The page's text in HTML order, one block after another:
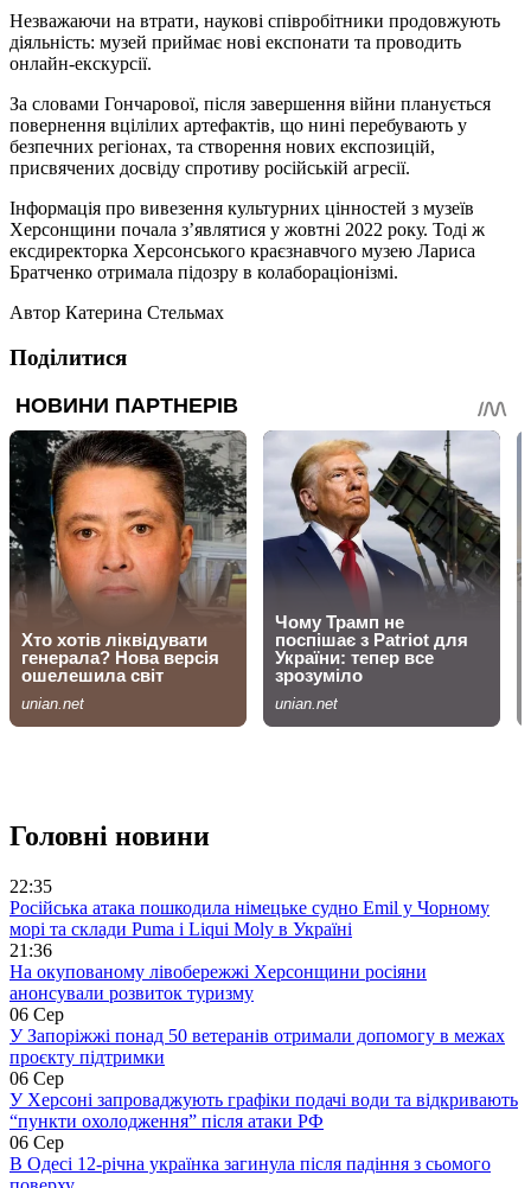
Незважаючи на втрати, наукові співробітники продовжують
діяльність: музей приймає нові експонати та проводить
онлайн-екскурсії.
За словами Гончарової, після завершення війни планується
повернення вцілілих артефактів, що нині перебувають у
безпечних регіонах, та створення нових експозицій,
присвячених досвіду спротиву російській агресії.
Інформація про вивезення культурних цінностей з музеїв
Херсонщини почала з’являтися у жовтні 2022 року. Тоді ж
ексдиректорка Херсонського краєзнавчого музею Лариса
Братченко отримала підозру в колабораціонізмі.
Автор Катерина Стельмах
Поділитися
Головні новини
22:35
Російська атака пошкодила німецьке судно Emil у Чорному
морі та склади Puma і Liqui Moly в Україні
21:36
На окупованому лівобережжі Херсонщини росіяни
анонсували розвиток туризму
06 Сер
У Запоріжжі понад 50 ветеранів отримали допомогу в межах
проєкту підтримки
06 Сер
У Херсоні запроваджують графіки подачі води та відкривають
“пункти охолодження” після атаки РФ
06 Сер
В Одесі 12-річна українка загинула після падіння з сьомого